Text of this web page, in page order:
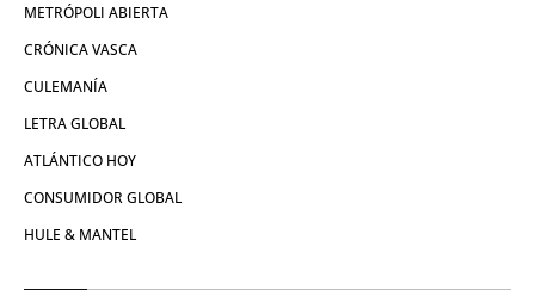
METRÓPOLI ABIERTA
CRÓNICA VASCA
CULEMANÍA
LETRA GLOBAL
ATLÁNTICO HOY
CONSUMIDOR GLOBAL
HULE & MANTEL